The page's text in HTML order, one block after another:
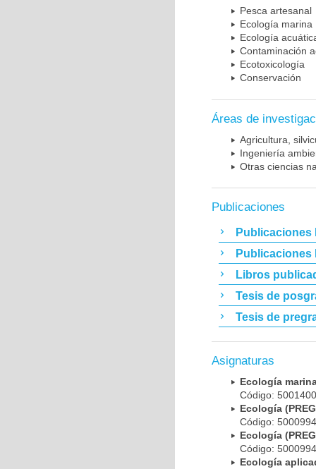
Pesca artesanal
Ecología marina
Ecología
Contaminación
Ecotoxicología
Conservación
Áreas de
Agricultura,
Ingeniería
Otras ciencias
Publicaciones
Publicaciones
Publicaciones
Libros
Tesis de
Tesis de
Asignaturas
Ecología
Código:
Ecología
Código:
Ecología
Código:
Ecología